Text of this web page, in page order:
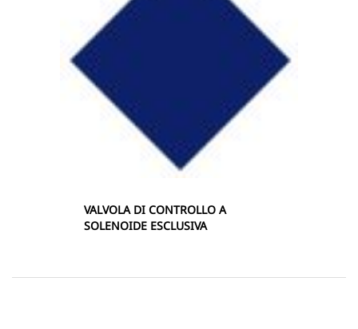
VALVOLA DI CONTROLLO A
SOLENOIDE ESCLUSIVA